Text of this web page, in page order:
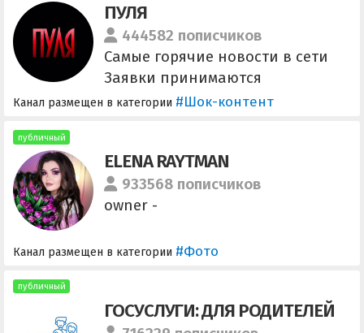
ПУЛЯ
444582 пописчиков
Самые горячие новости в сети
Заявки принимаются
автоматически Купить рекламу -
Предложить новость
@Pulya_news_bot Ссылка на
канал -
Канал размещен в категории #Шок-контент
публичный
ELENA RAYTMAN
933568 пописчиков
owner -
Канал размещен в категории #Фото
публичный
ГОСУСЛУГИ: ДЛЯ РОДИТЕЛЕЙ